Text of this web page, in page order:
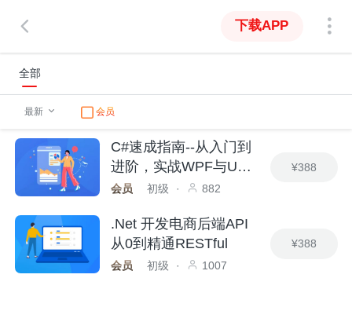
下载APP
全部
最新 会员
C#速成指南--从入门到
进阶，实战WPF与Unit
y3D开发
会员 初级 · 882
¥388
.Net 开发电商后端API
从0到精通RESTful
会员 初级 · 1007
¥388